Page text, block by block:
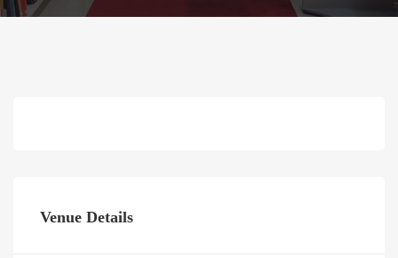
Venue Details